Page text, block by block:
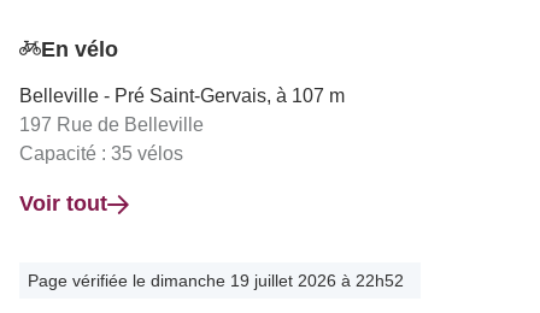
En vélo
Belleville - Pré Saint-Gervais, à 107 m
197 Rue de Belleville
Capacité : 35 vélos
Voir tout
Page vérifiée le dimanche 19 juillet 2026 à 22h52